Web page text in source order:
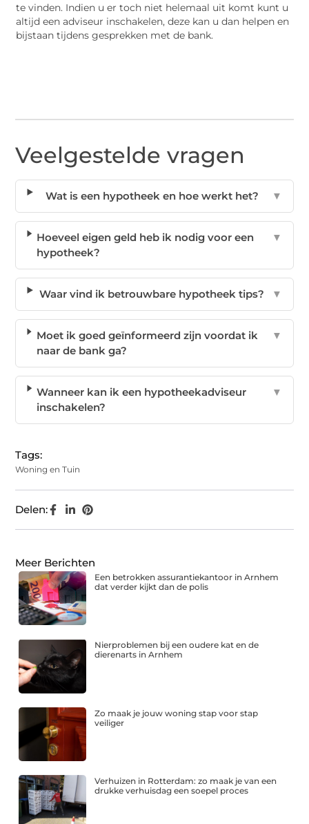
te vinden. Indien u er toch niet helemaal uit komt kunt u
altijd een adviseur inschakelen, deze kan u dan helpen en
bijstaan tijdens gesprekken met de bank.
Veelgestelde vragen
Wat is een hypotheek en hoe werkt het? ▼
Hoeveel eigen geld heb ik nodig voor een
hypotheek?
▼
Waar vind ik betrouwbare hypotheek tips? ▼
Moet ik goed geïnformeerd zijn voordat ik
naar de bank ga?
▼
Wanneer kan ik een hypotheekadviseur
inschakelen?
▼
Tags:
Woning en Tuin
Delen:
Meer Berichten
Een betrokken assurantiekantoor in Arnhem
dat verder kijkt dan de polis
Nierproblemen bij een oudere kat en de
dierenarts in Arnhem
Zo maak je jouw woning stap voor stap
veiliger
Verhuizen in Rotterdam: zo maak je van een
drukke verhuisdag een soepel proces